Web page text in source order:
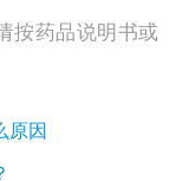
按药品说明书或
原因
肤CT诊断报告
风吗